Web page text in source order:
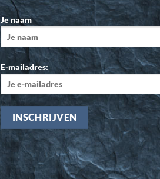
Je naam
E-mailadres: